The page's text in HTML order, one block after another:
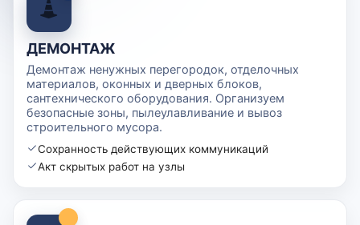
ДЕМОНТАЖ
Демонтаж ненужных перегородок, отделочных
материалов, оконных и дверных блоков,
сантехнического оборудования. Организуем
безопасные зоны, пылеулавливание и вывоз
строительного мусора.
Сохранность действующих коммуникаций
Акт скрытых работ на узлы